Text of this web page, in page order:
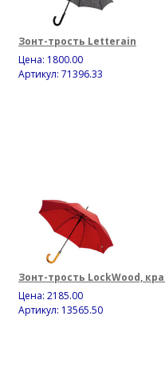
Зонт-трость Letterain
Цена: 1800.00
Артикул: 71396.33
Зонт-трость LockWood,
Цена: 2185.00
Артикул: 13565.50